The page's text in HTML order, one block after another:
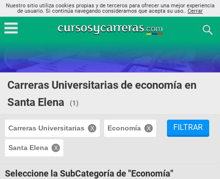
Nuestro sitio utiliza cookies propias y de terceros para ofrecer una mejor experiencia
de usuario. Si continúa navegando consideramos que acepta su uso.. Cerrar
Carreras Universitarias de economía en
Santa Elena
(1)
Carreras Universitarias Economía
Santa Elena
FILTRAR
Seleccione la SubCategoría de "Economía"